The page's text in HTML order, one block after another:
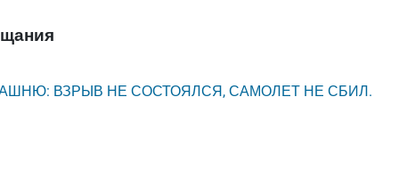
ВЗРЫВ НЕ СОСТОЯЛСЯ, САМОЛЕТ НЕ СБИЛ.